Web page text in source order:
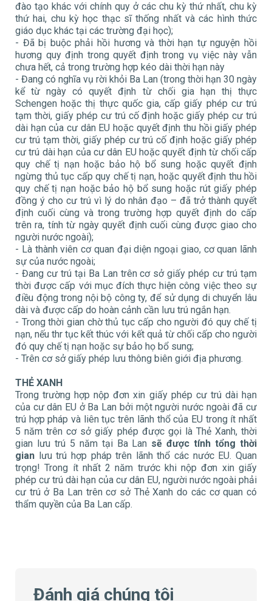
đào tạo khác với chính quy ở các chu kỳ thứ nhất, chu kỳ
thứ hai, chu kỳ học thạc sĩ thống nhất và các hình thức
giáo dục khác tại các trường đại học);
- Đã bị buộc phải hồi hương và thời hạn tự nguyện hồi
hương quy định trong quyết định trong vụ việc này vẫn
chưa hết, cả trong trường hợp kéo dài thời hạn này
- Đang có nghĩa vụ rời khỏi Ba Lan (trong thời hạn 30 ngày
kể từ ngày có quyết định từ chối gia hạn thị thực
Schengen hoặc thị thực quốc gia, cấp giấy phép cư trú
tạm thời, giấy phép cư trú cố định hoặc giấy phép cư trú
dài hạn của cư dân EU hoặc quyết định thu hồi giấy phép
cư trú tạm thời, giấy phép cư trú cố định hoặc giấy phép
cư trú dài hạn của cư dân EU hoặc quyết định từ chối cấp
quy chế tị nạn hoặc bảo hộ bổ sung hoặc quyết định
ngừng thủ tục cấp quy chế tị nạn, hoặc quyết định thu hồi
quy chế tị nạn hoặc bảo hộ bổ sung hoặc rút giấy phép
đồng ý cho cư trú vì lý do nhân đạo – đã trở thành quyết
định cuối cùng và trong trường hợp quyết định do cấp
trên ra, tính từ ngày quyết định cuối cùng được giao cho
người nước ngoài);
- Là thành viên cơ quan đại diện ngoại giao, cơ quan lãnh
sự của nước ngoài;
- Đang cư trú tại Ba Lan trên cơ sở giấy phép cư trú tạm
thời được cấp với mục đích thực hiện công việc theo sự
điều động trong nội bộ công ty, để sử dụng di chuyển lâu
dài và được cấp do hoàn cảnh cần lưu trú ngắn hạn.
- Trong thời gian chờ thủ tục cấp cho người đó quy chế tị
nạn, nếu thr tục kết thúc với kết quả từ chối cấp cho người
đó quy chế tị nạn hoặc sự bảo họ bổ sung;
- Trên cơ sở giấy phép lưu thông biên giới địa phương.
THẺ XANH
Trong trường hợp nộp đơn xin giấy phép cư trú dài hạn
của cư dân EU ở Ba Lan bởi một người nước ngoài đã cư
trú hợp pháp và liên tục trên lãnh thổ của EU trong ít nhất
5 năm trên cơ sở giấy phép được gọi là Thẻ Xanh, thời
gian lưu trú 5 năm tại Ba Lan sẽ được tính tổng thời
gian lưu trú hợp pháp trên lãnh thổ các nước EU. Quan
trọng! Trong ít nhất 2 năm trước khi nộp đơn xin giấy
phép cư trú dài hạn của cư dân EU, người nước ngoài phải
cư trú ở Ba Lan trên cơ sở Thẻ Xanh do các cơ quan có
thẩm quyền của Ba Lan cấp.
Đánh giá chúng tôi